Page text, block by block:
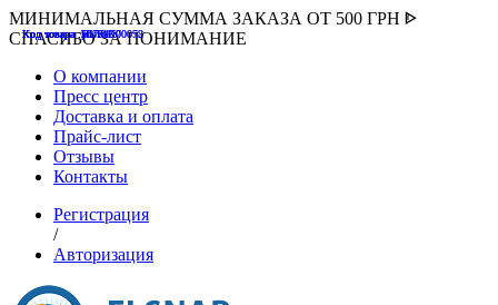
МИНИМАЛЬНАЯ СУММА ЗАКАЗА ОТ 500 ГРН ᐈ
СПАСИБО ЗА ПОНИМАНИЕ
О компании
Пресс центр
Доставка и оплата
Прайс-лист
Отзывы
Контакты
Регистрация
/
Авторизация
Код товара :507000
Код товара :HUK-K00058
Код товара :Т075177
Код товара :pnsv12
Код товара :HUK-K00072